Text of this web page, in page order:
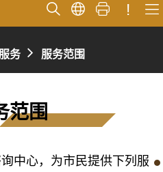
!
务 服务范围
范围
中心，为市民提供下列服